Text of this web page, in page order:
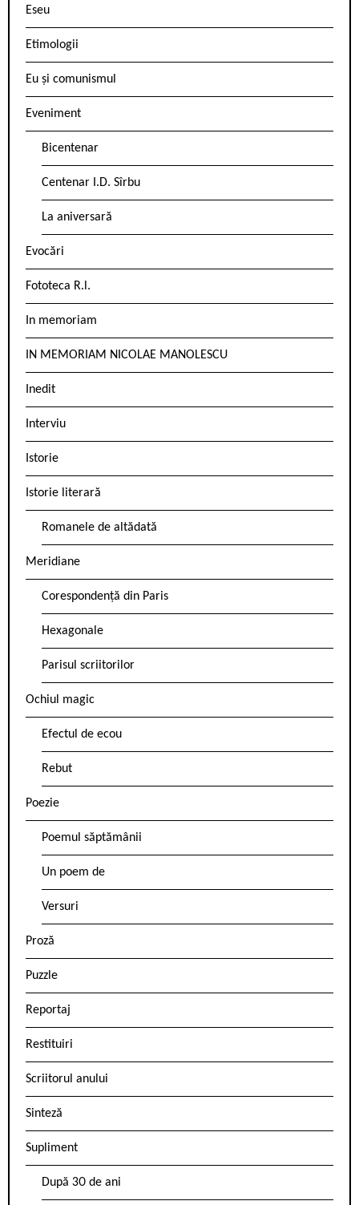
Eseu
Etimologii
Eu și comunismul
Eveniment
Bicentenar
Centenar I.D. Sîrbu
La aniversară
Evocări
Fototeca R.l.
In memoriam
IN MEMORIAM NICOLAE MANOLESCU
Inedit
Interviu
Istorie
Istorie literară
Romanele de altădată
Meridiane
Corespondență din Paris
Hexagonale
Parisul scriitorilor
Ochiul magic
Efectul de ecou
Rebut
Poezie
Poemul săptămânii
Un poem de
Versuri
Proză
Puzzle
Reportaj
Restituiri
Scriitorul anului
Sinteză
Supliment
După 30 de ani